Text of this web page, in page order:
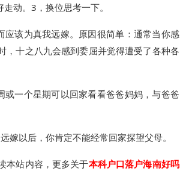
动。3，换位思考一下。
该为真我远嫁。原因很简单：通常当你感
，十之八九会感到委屈并觉得遭受了各种各
一个星期可以回家看看爸爸妈妈，与爸爸
以后，你肯定不能经常回家探望父母。
本站内容，更多关于本科户口落户海南好吗